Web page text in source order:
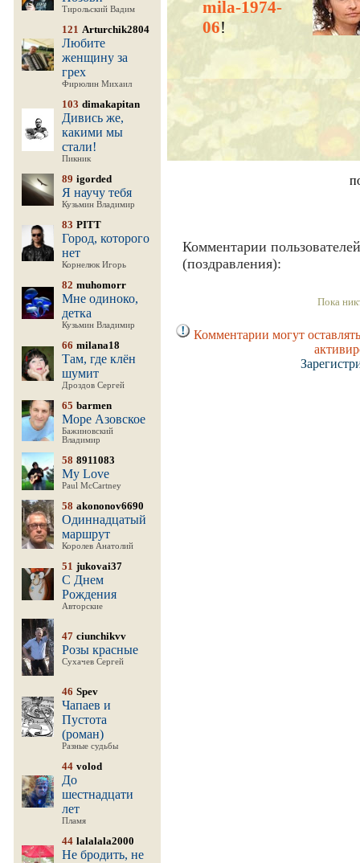
Тирольский Вадим
121 Arturchik2804
Любите
женщину за
грех
Фирюлин Михаил
103 dimakapitan
Дивись же,
какими мы
стали!
Пикник
89 igorded
Я научу тебя
Кузьмин Владимир
83 PITT
Город, которого
нет
Корнелюк Игорь
82 muhomorr
Мне одиноко,
детка
Кузьмин Владимир
66 milana18
Там, где клён
шумит
Дроздов Сергей
65 barmen
Море Азовское
Бажиновский
Владимир
58 8911083
My Love
Paul McCartney
58 akononov6690
Одиннадцатый
маршрут
Королев Анатолий
51 jukovai37
С Днем
Рождения
Авторские
47 ciunchikvv
Розы красные
Сухачев Сергей
46 Spev
Чапаев и
Пустота
(роман)
Разные судьбы
44 volod
До
шестнадцати
лет
Пламя
44 lalalala2000
Не бродить, не
mila-1974-
06!
Комментарии пользователей
(поздравления):
Пока
Комментарии могут